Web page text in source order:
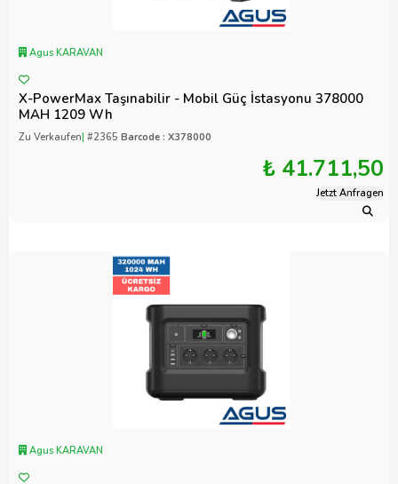
Agus KARAVAN
X-PowerMax Taşınabilir - Mobil Güç İstasyonu 378000
MAH 1209 Wh
Zu Verkaufen| #2365 Barcode : X378000
₺ 41.711,50
Jetzt Anfragen
Agus KARAVAN